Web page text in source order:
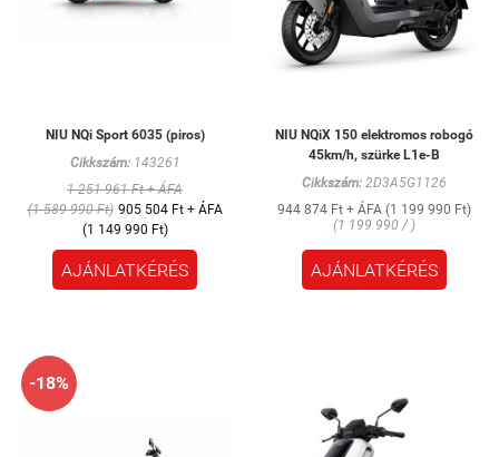
NIU NQi Sport 6035 (piros)
Cikkszám:143261
1 251 961 Ft + ÁFA
(1 589 990 Ft) 905 504 Ft + ÁFA
(1 149 990 Ft)
AJÁNLATKÉRÉS
NIU NQiX 150 elektromos robogó
45km/h, szürke L1e-B
Cikkszám: 2D3A5G1126
944 874 Ft + ÁFA (1 199 990 Ft)
(1 199 990 / )
AJÁNLATKÉRÉS
-18%